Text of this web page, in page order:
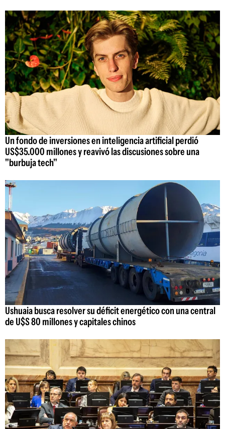
Un fondo de inversiones en inteligencia artificial perdió
US$35.000 millones y reavivó las discusiones sobre una
"burbuja tech"
Ushuaia busca resolver su déficit energético con una central
de U$S 80 millones y capitales chinos